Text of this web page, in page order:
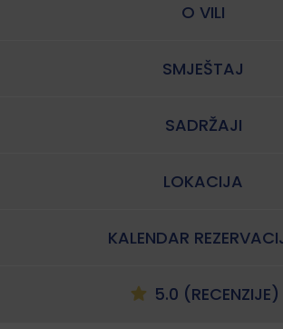
O VILI
SMJEŠTAJ
SADRŽAJI
LOKACIJA
KALENDAR
5.0 (RECENZIJE)